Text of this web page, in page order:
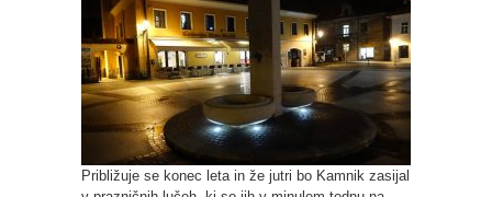
Približuje se konec leta in že jutri bo Kamnik zasijal